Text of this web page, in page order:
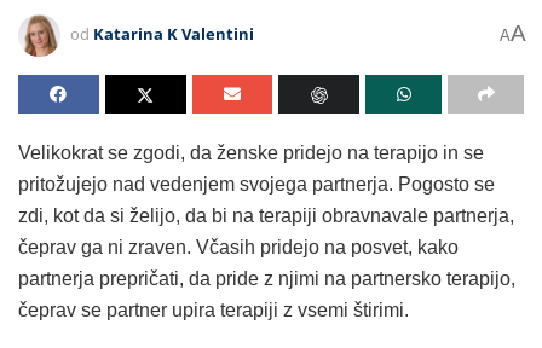
od Katarina K Valentini AA
Velikokrat se zgodi, da ženske pridejo na terapijo in se
pritožujejo nad vedenjem svojega partnerja. Pogosto se
zdi, kot da si želijo, da bi na terapiji obravnavale partnerja,
čeprav ga ni zraven. Včasih pridejo na posvet, kako
partnerja prepričati, da pride z njimi na partnersko terapijo,
čeprav se partner upira terapiji z vsemi štirimi.